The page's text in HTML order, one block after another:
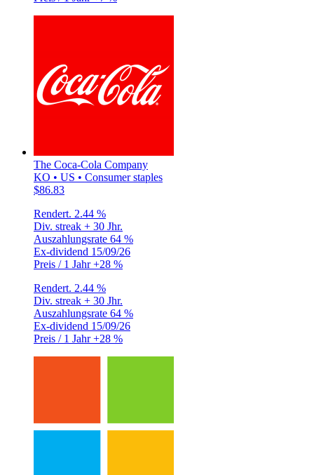
The Coca-Cola Company
KO • US • Consumer staples
$86.83
Rendert. 2.44 %
Div. streak + 30 Jhr.
Auszahlungsrate 64 %
Ex-dividend 15/09/26
Preis / 1 Jahr+28 %
Rendert. 2.44 %
Div. streak + 30 Jhr.
Auszahlungsrate 64 %
Ex-dividend 15/09/26
Preis / 1 Jahr+28 %